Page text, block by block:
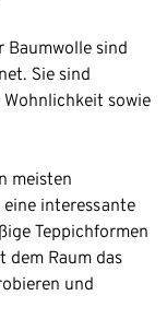
Baumwolle sind
Sie sind
sowie
meisten
eine interessante
Teppichformen
dem Raum das
und